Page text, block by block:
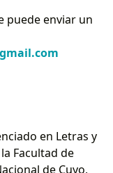
puede enviar un
en Letras y
Facultad de
de Cuyo,